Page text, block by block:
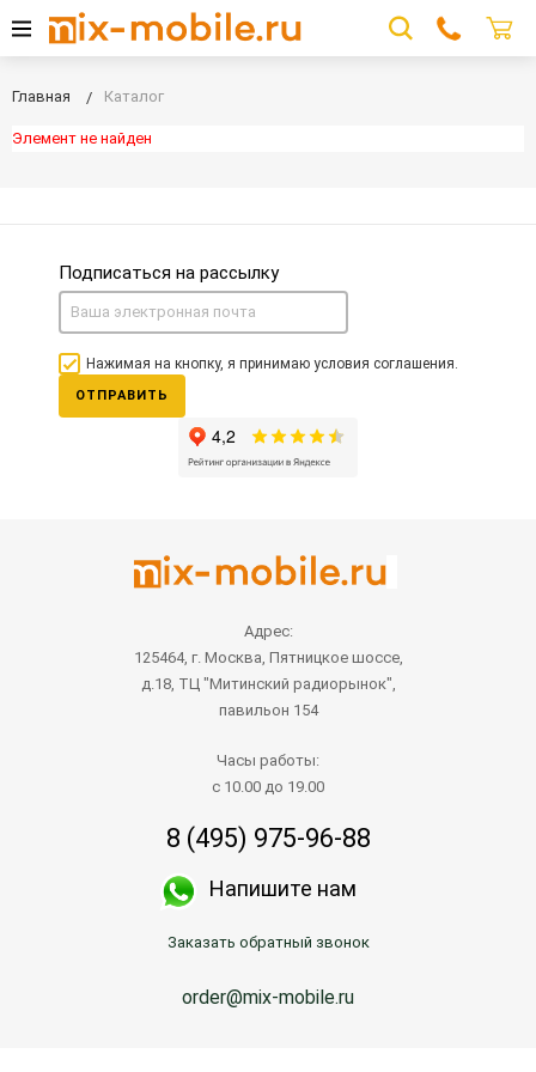
Главная Каталог
Элемент не найден
Подписаться на рассылку
Нажимая на кнопку, я принимаю условия соглашения.
ОТПРАВИТЬ
Адрес:
125464, г. Москва, Пятницкое шоссе,
д.18, ТЦ "Митинский радиорынок",
павильон 154
Часы работы:
с 10.00 до 19.00
8 (495) 975-96-88
Напишите нам
Заказать обратный звонок
order@mix-mobile.ru